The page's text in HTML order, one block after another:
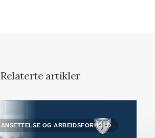
Relaterte artikler
ANSETTELSE OG ARBEIDSFORHOLD